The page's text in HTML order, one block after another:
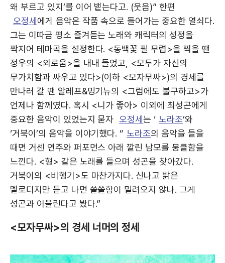
왜 부르고 있지’를 이어 뱉는다고. (웃음)” 한편
오정세 에게 음악은 작품 속으로 들어가는 중요한 열쇠다.
그는 이따금 평소 즐겨듣는 노래와 캐릭터의 성정을
짝지어 테마곡을 설정한다. <동백꽃 필 무렵>을 찍을 땐
정우의 <외로움>을 내내 들었고, <모두가 자신의
무가치함과 싸우고 있다>(이하 <모자무싸>)의 경세를
만나러 갈 땐 알레프&밍기뉴의 <그럼에도 불구하고>가
언제나 함께였다. 혹시 <니가 좋아> 이외에 최성곤에게
중요한 음악이 있었는지 묻자 오정세는 ‘ 노라조’와
‘거북이’의 음악을 이야기했다. “ 노라조의 음악을 들을
때면 거센 연주와 퍼포먼스 아래 깔린 남모를 뭉클함을
느낀다. <형> 같은 노래를 들으며 성곤을 찾아갔다.
거북이의 <비행기>도 마찬가지다. 신나고 밝은
멜로디지만 듣고 나면 쓸쓸함이 밀려오지 않나. 그게
성곤과 어울린다고 봤다.”
<모자무싸>의 경세 너머의 정세